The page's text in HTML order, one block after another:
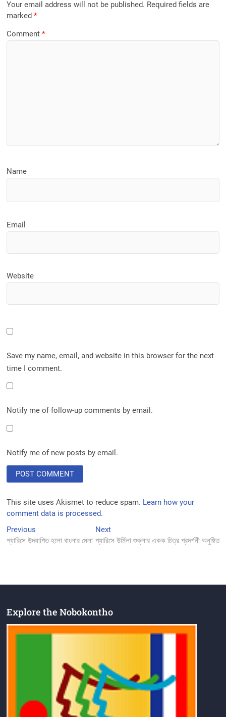
o
o
k
o
Your email address will not be published. Required fields are
marked*
Comment*
Name
Email
Website
Save my name, email, and website in this browser for the next
time I comment.
Notify me of follow-up comments by email.
Notify me of new posts by email.
This site uses Akismet to reduce spam. Learn how your
comment data is processed.
Post
navigation
Previous
post:
প্যারিসে উদযাপিত হলো বাংলার মেলা
NextNext
post:
প্যারিসে উর্মিলা শুক্লার একক চিত্র প্রদর্শনী অনুষ্ঠিত
Explore the Nobokontho